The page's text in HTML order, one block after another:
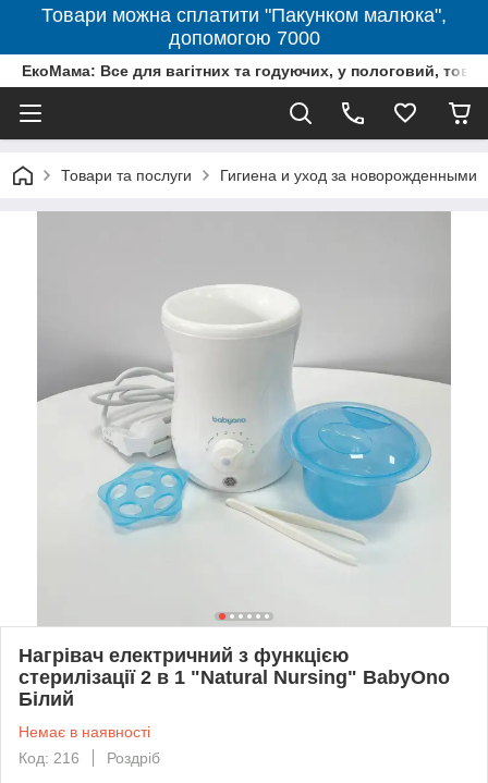
Товари можна сплатити "Пакунком малюка",
допомогою 7000
ЕкоМама: Все для вагітних та годуючих, у пологовий,
Товари та послуги Гигиена и уход за новорожденными
Нагрівач електричний з функцією
стерилізації 2 в 1 "Natural Nursing" BabyOno
Білий
Немає в наявності
Код: 216
Роздріб